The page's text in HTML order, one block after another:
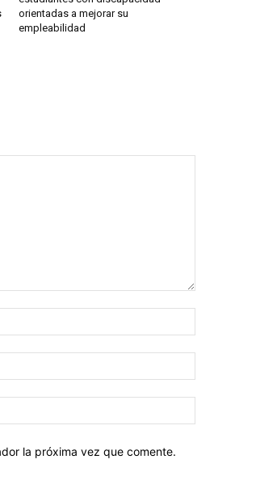
orientadas a mejorar su
empleabilidad
electrónico:*
web:
la próxima vez que comente.